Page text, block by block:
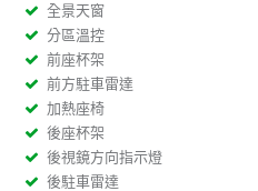
全景天窗
分區溫控
前座杯架
前方駐車雷達
加熱座椅
後座杯架
後視鏡方向指示燈
後駐車雷達